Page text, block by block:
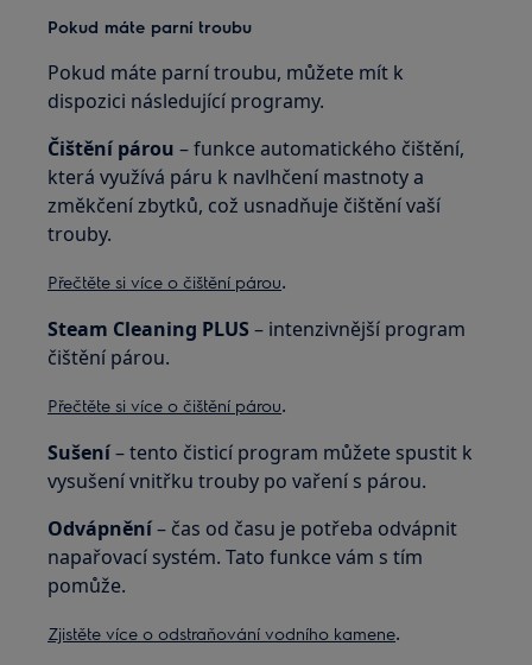
Pokud máte parní troubu
Pokud máte parní troubu, můžete mít k
dispozici následující programy.
Čištění párou – funkce automatického čištění,
která využívá páru k navlhčení mastnoty a
změkčení zbytků, což usnadňuje čištění vaší
trouby.
Přečtěte si více o čištění párou.
Steam Cleaning PLUS – intenzivnější program
čištění párou.
Přečtěte si více o čištění párou.
Sušení– tento čisticí program můžete spustit k
vysušení vnitřku trouby po vaření s párou.
Odvápnění– čas od času je potřeba odvápnit
napařovací systém. Tato funkce vám s tím
pomůže.
Zjistěte více o odstraňování vodního kamene.